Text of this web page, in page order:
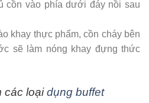
cồn vào phía dưới đáy nồi sau
khay thực phẩm, cồn cháy bên
sẽ làm nóng khay đựng thức
các loạidụng buffet